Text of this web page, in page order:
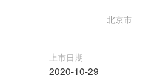
北京市
上市日期
2020-10-29